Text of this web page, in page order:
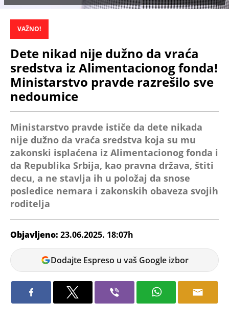
VAŽNO!
Dete nikad nije dužno da vraća
sredstva iz Alimentacionog fonda!
Ministarstvo pravde razrešilo sve
nedoumice
Ministarstvo pravde ističe da dete nikada
nije dužno da vraća sredstva koja su mu
zakonski isplaćena iz Alimentacionog fonda i
da Republika Srbija, kao pravna država, štiti
decu, a ne stavlja ih u položaj da snose
posledice nemara i zakonskih obaveza svojih
roditelja
Objavljeno: 23.06.2025. 18:07h
Tamara
Marić
Dodajte Espreso u vaš Google izbor